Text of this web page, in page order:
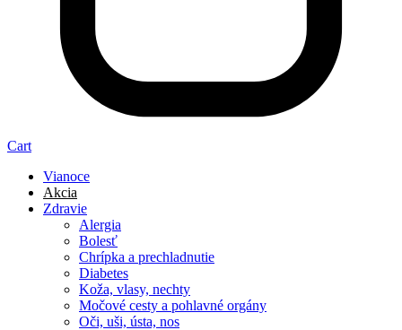
Cart
Vianoce
Akcia
Zdravie
Alergia
Bolesť
Chrípka a prechladnutie
Diabetes
Koža, vlasy, nechty
Močové cesty a pohlavné orgány
Oči, uši, ústa, nos